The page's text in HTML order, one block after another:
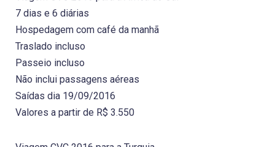
7 dias e 6 diárias
Hospedagem com café da manhã
Traslado incluso
Passeio incluso
Não inclui passagens aéreas
Saídas dia 19/09/2016
Valores a partir de R$ 3.550